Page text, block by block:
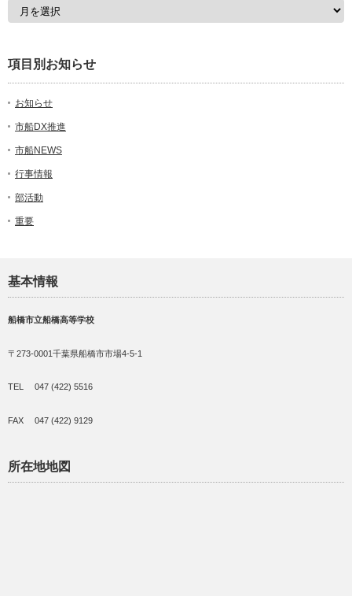
項目別お知らせ
お知らせ
市船DX推進
市船NEWS
行事情報
部活動
重要
基本情報
船橋市立船橋高等学校
〒273-0001千葉県船橋市市場4-5-1
TEL 047 (422) 5516
FAX 047 (422) 9129
所在地地図